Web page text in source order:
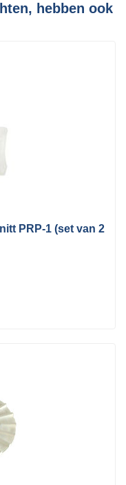
hebben ook
PRP-1 (set van 2